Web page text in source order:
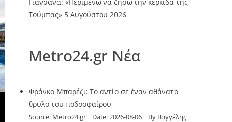
Τούμπας» 5 Αυγούστου 2026
Metro24.gr Νέα
Φράνκο Μπαρέζι: Το αντίο σε έναν αθάνατο
θρύλο του ποδοσφαίρου
Source: Metro24.gr Date: 2026-08-06
By Βαγγέλης